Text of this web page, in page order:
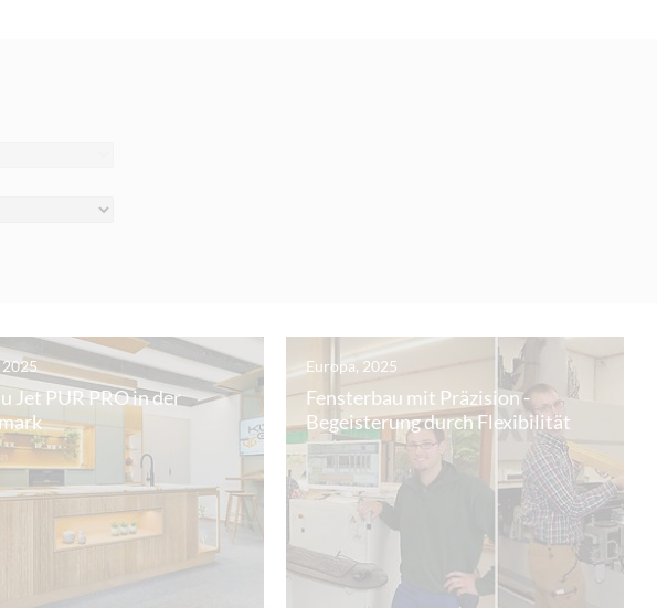
Jet PUR PRO in der
Europa, 2025
Fensterbau mit Präzision -
Begeisterung durch Flexibilität